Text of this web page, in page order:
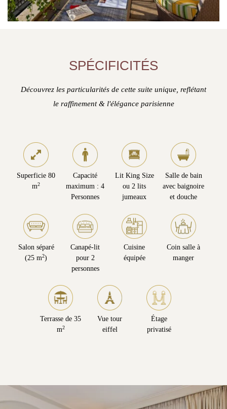
SPÉCIFICITÉS
Découvrez les particularités de cette suite unique, reflétant
le raffinement & l'élégance parisienne
Superficie 80
m2
Capacité
maximum : 4
Personnes
Lit King Size
ou 2 lits
jumeaux
Salle de bain
avec baignoire
et douche
Salon séparé
(25 m2)
Canapé-lit
pour 2
personnes
Cuisine
équipée
Coin salle à
manger
Terrasse de 35
m2
Vue tour
eiffel
Étage
privatisé